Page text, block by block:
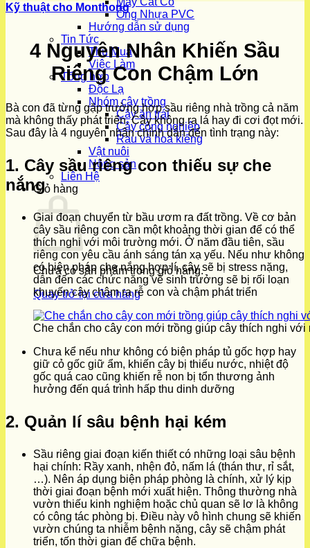
Ống Nhựa PVC
Hướng dẫn sử dụng
Tin Tức
Thu Mua
Việc Làm
Tổng hợp
Độc Lạ
Nhóm cây trồng
Cây ăn trái
Cây công nghiệp
Rau và hoa kiểng
Vật nuôi
Nông sản
Liên Hệ
Giỏ hàng
Chưa có sản phẩm trong giỏ hàng.
Quay trở lại cửa hàng
Kỹ thuật cho Monthong
4 Nguyên Nhân Khiến Sầu
Riêng Con Chậm Lớn
Bà con đã từng gặp trường hợp sầu riêng nhà trồng cả năm
mà không thấy phát triển. Cây không ra lá hay đi cơi đọt mới.
Sau đây là 4 nguyên nhân chính dẫn đến tình trạng này:
1. Cây sầu riêng con thiếu sự che
nắng
Giai đoạn chuyển từ bầu ươm ra đất trồng. Về cơ bản
cây sầu riêng con cần một khoảng thời gian để có thể
thích nghi với môi trường mới. Ở năm đầu tiên, sầu
riêng con yêu cầu ánh sáng tán xạ yếu. Nếu như không
có biện pháp che nắng hợp lí, cây sẽ bị stress nặng,
dẫn đến các chức năng về sinh trưởng sẽ bị rối loạn
khuyến cây chậm ra rễ con và chậm phát triển
Che chắn cho cây con mới trồng giúp cây thích nghi
Chưa kể nếu như không có biện pháp tủ gốc hợp hay
giữ cỏ gốc giữ ẩm, khiến cây bị thiếu nước, nhiệt độ
gốc quá cao cũng khiến rễ non bị tổn thương ảnh
hưởng đến quá trình hấp thu dinh dưỡng
2. Quản lí sâu bệnh hại kém
Sầu riêng giai đoạn kiến thiết có những loại sâu bệnh
hại chính: Rầy xanh, nhện đỏ, nấm lá (thán thư, rỉ sắt,
…). Nên áp dụng biện pháp phòng là chính, xử lý kịp
thời giai đoạn bệnh mới xuất hiện. Thông thường nhà
vườn thiếu kinh nghiệm hoặc chủ quan sẽ lơ là không
có công tác phòng bị. Điều này vô hình chung sẽ khiến
vườn chúng ta nhiễm bệnh nặng, cây sẽ chậm phát
triển, tốn thời gian để chữa bệnh.